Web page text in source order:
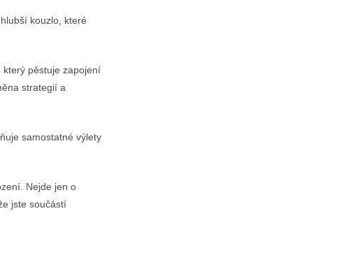
kouzlo, které
pěstuje zapojení
strategií a
samostatné výlety
Nejde jen o
jste součástí